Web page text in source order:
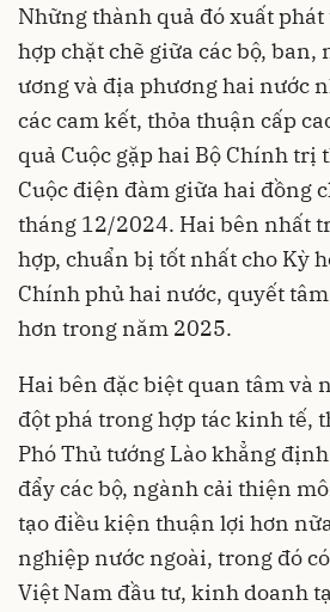
Những thành quả đó xuất
hợp chặt chẽ giữa các bộ, ban,
ương và địa phương hai nước
các cam kết, thỏa thuận cấp
quả Cuộc gặp hai Bộ Chính trị
Cuộc điện đàm giữa hai đồng
tháng 12/2024. Hai bên nhất
hợp, chuẩn bị tốt nhất cho Kỳ
Chính phủ hai nước, quyết
hơn trong năm 2025.
Hai bên đặc biệt quan tâm và
đột phá trong hợp tác kinh tế,
Phó Thủ tướng Lào khẳng
đẩy các bộ, ngành cải thiện
tạo điều kiện thuận lợi hơn
nghiệp nước ngoài, trong đó
Việt Nam đầu tư, kinh doanh